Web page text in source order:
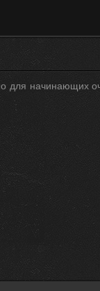
для начинающих